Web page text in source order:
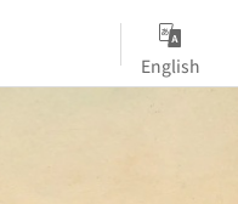
English